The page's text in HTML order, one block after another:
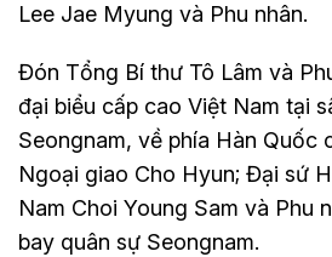
Lee Jae Myung và Phu nhân.
Đón Tổng Bí thư Tô Lâm và
đại biểu cấp cao Việt Nam tại
Seongnam, về phía Hàn Quốc
Ngoại giao Cho Hyun; Đại sứ
Nam Choi Young Sam và Phu
bay quân sự Seongnam.